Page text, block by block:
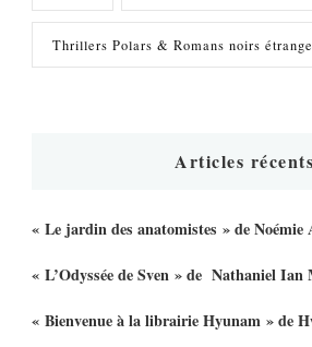
Thrillers Polars & Romans noirs
Articles récents
« Le jardin des anatomistes » de
« L’Odyssée de Sven » de Nathaniel
« Bienvenue à la librairie Hyunam » de